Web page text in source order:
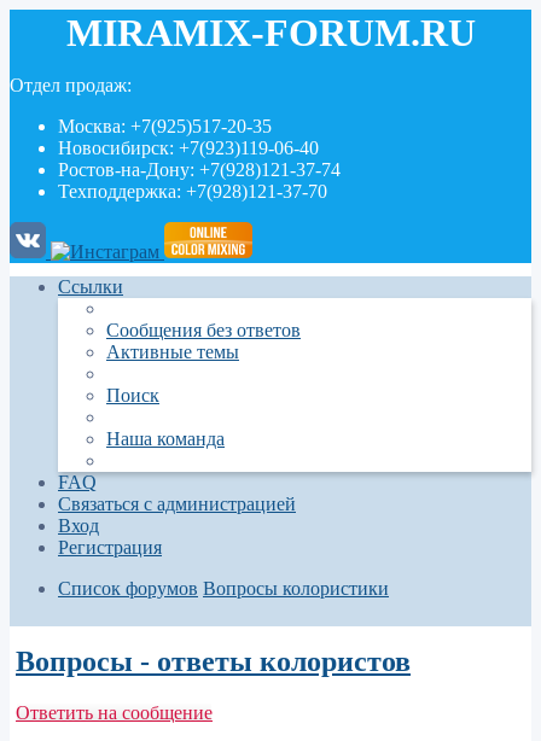
MIRAMIX-FORUM.RU
Отдел продаж:
Москва: +7(925)517-20-35
Новосибирск: +7(923)119-06-40
Ростов-на-Дону: +7(928)121-37-74
Техподдержка: +7(928)121-37-70
Ссылки
Сообщения без ответов
Активные темы
Поиск
Наша команда
FAQ
Связаться с администрацией
Вход
Регистрация
Список форумов Вопросы колористики
Вопросы - ответы колористов
Ответить на сообщение